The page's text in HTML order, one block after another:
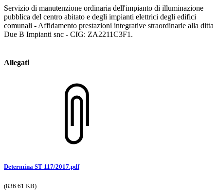
Servizio di manutenzione ordinaria dell'impianto di illuminazione
pubblica del centro abitato e degli impianti elettrici degli edifici
comunali - Affidamento prestazioni integrative straordinarie alla ditta
Due B Impianti snc - CIG: ZA2211C3F1.
Allegati
Determina ST 117/2017.pdf
(836.61 KB)